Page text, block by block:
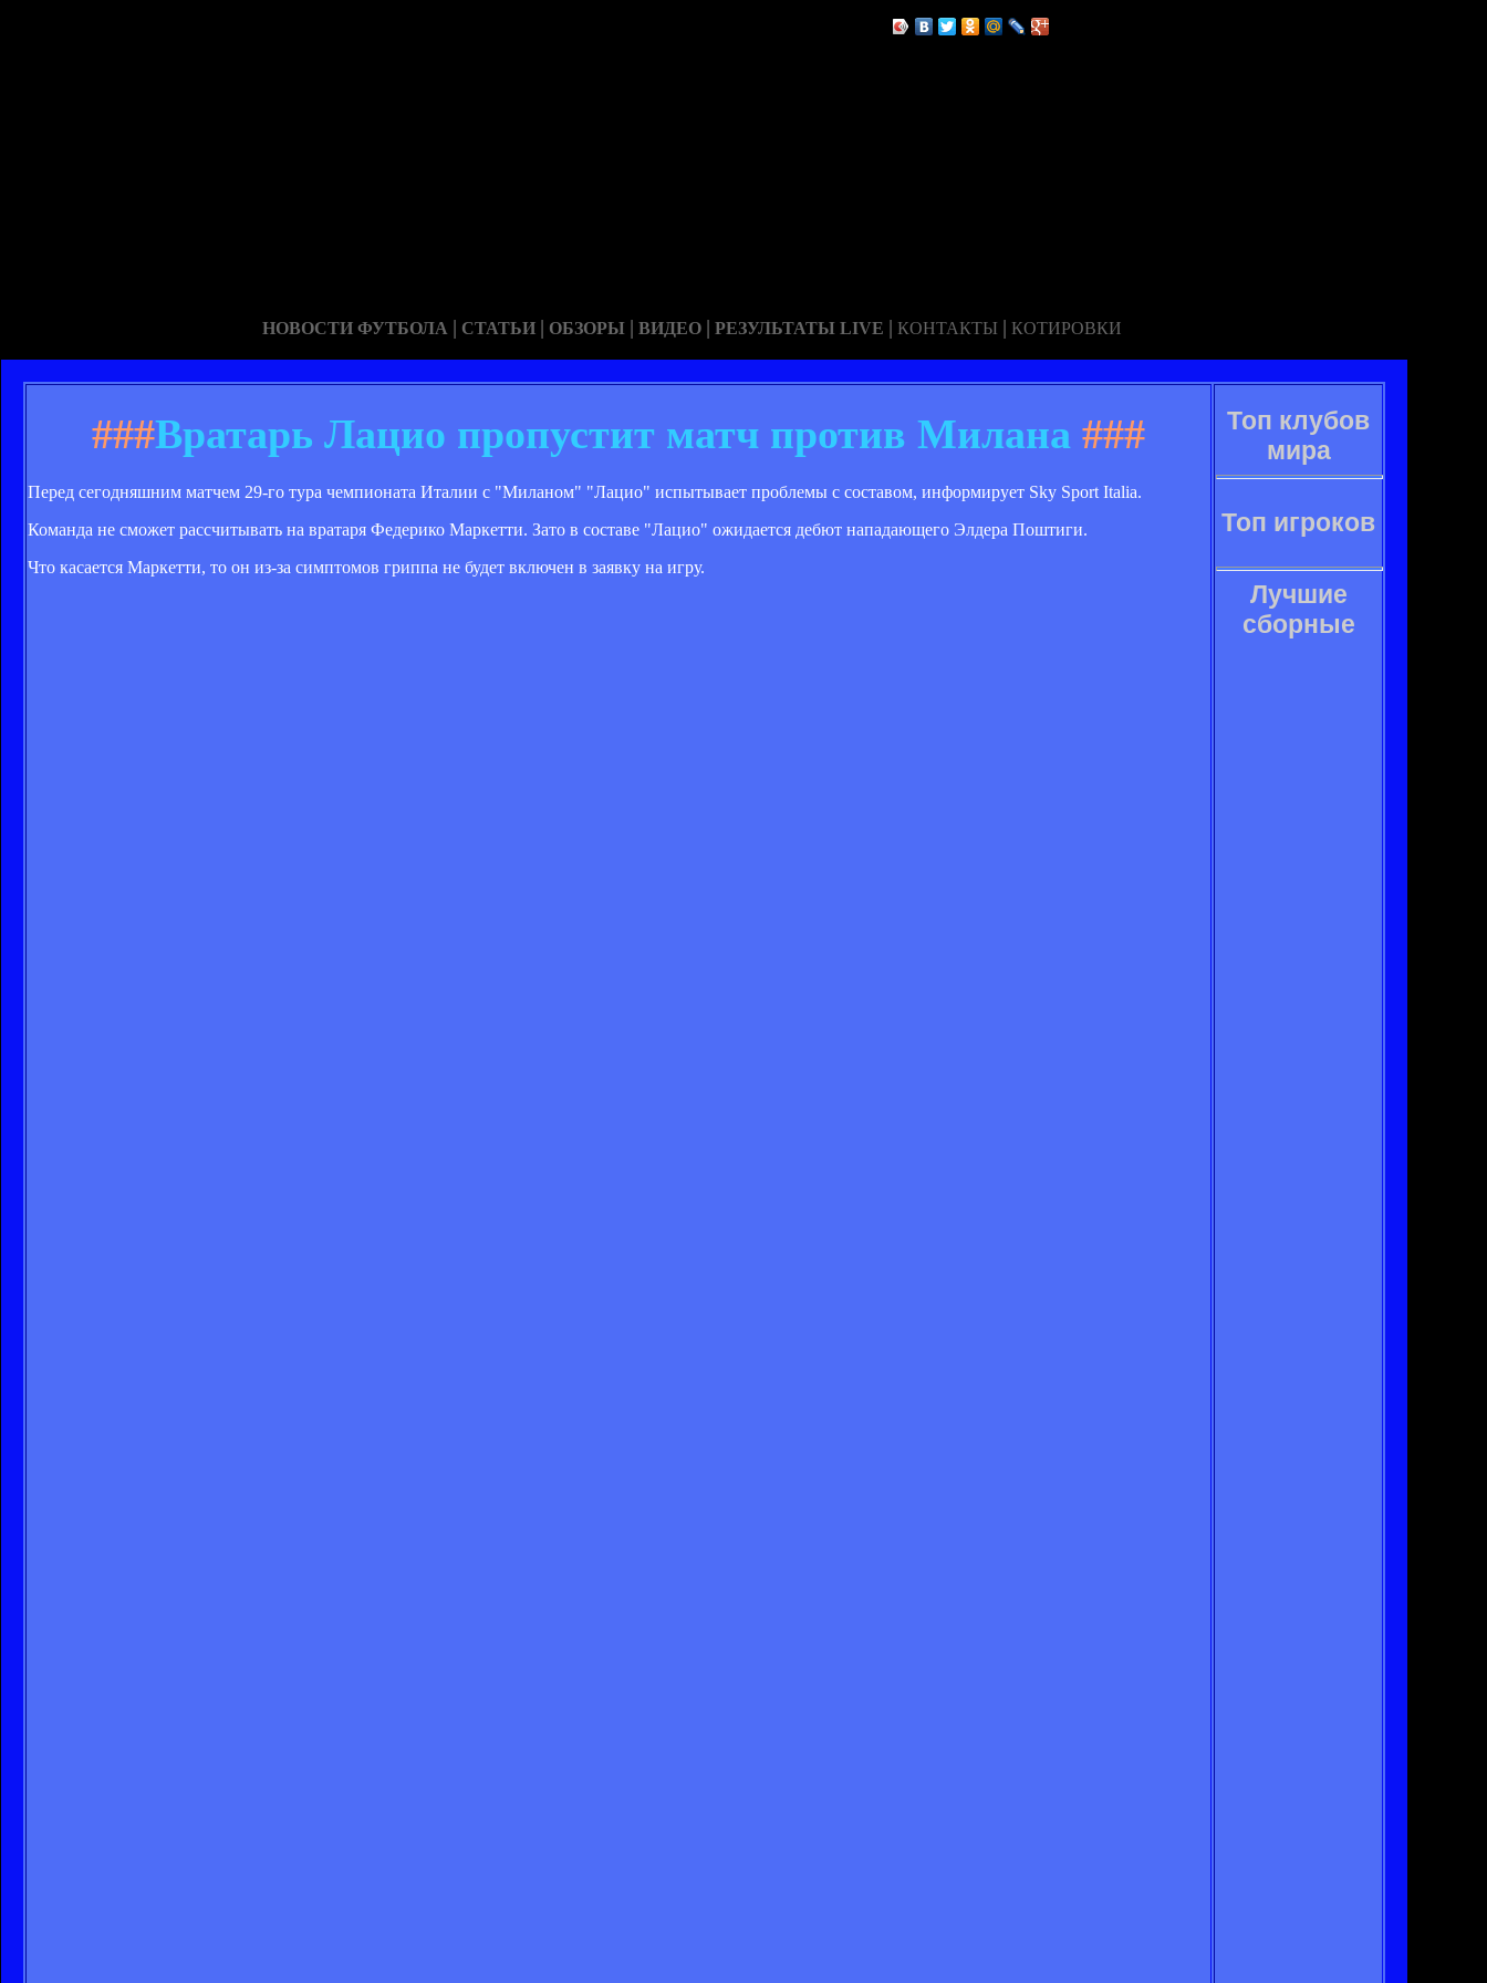
НОВОСТИ ФУТБОЛА | СТАТЬИ | ОБЗОРЫ | ВИДЕО | РЕЗУЛЬТАТЫ LIVE | КОНТАКТЫ | КОТИРОВКИ
###Вратарь Лацио пропустит матч против Милана ###
Перед сегодняшним матчем 29-го тура чемпионата Италии с "Миланом" "Лацио" испытывает проблемы с составом, информирует Sky Sport Italia.
Команда не сможет рассчитывать на вратаря Федерико Маркетти. Зато в составе "Лацио" ожидается дебют нападающего Элдера Поштиги.
Что касается Маркетти, то он из-за симптомов гриппа не будет включен в заявку на игру.
Топ клубов
мира
Топ игроков
Лучшие
сборные